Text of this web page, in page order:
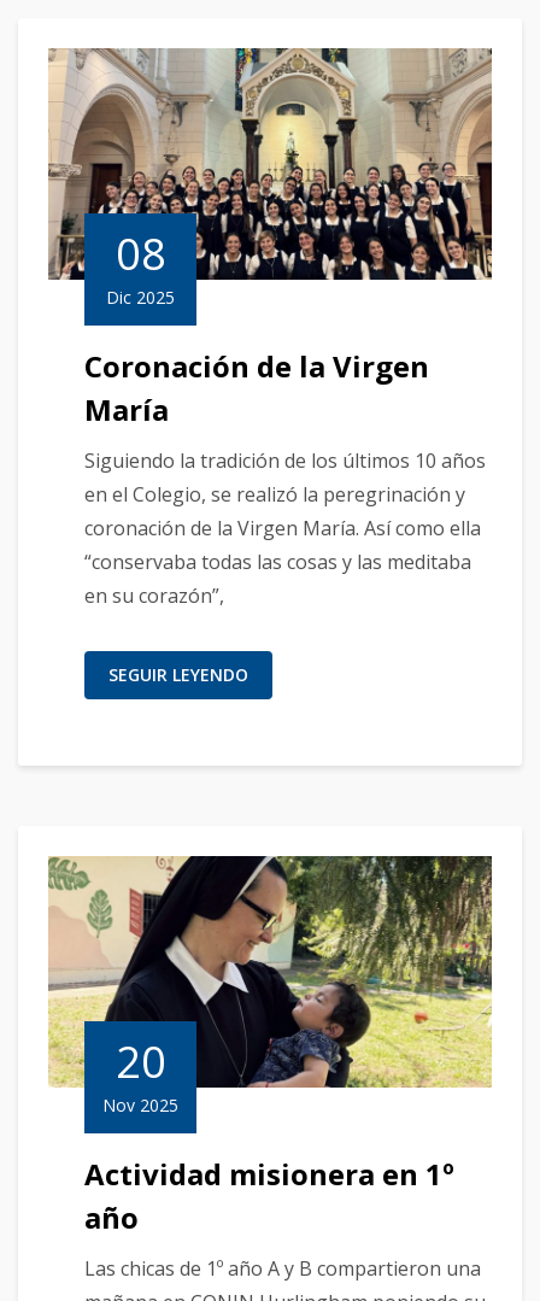
08
Dic 2025
Coronación de la Virgen
María
Siguiendo la tradición de los últimos 10 años
en el Colegio, se realizó la peregrinación y
coronación de la Virgen María. Así como ella
“conservaba todas las cosas y las meditaba
en su corazón”,
SEGUIR LEYENDO
20
Nov 2025
Actividad misionera en 1º
año
Las chicas de 1º año A y B compartieron una